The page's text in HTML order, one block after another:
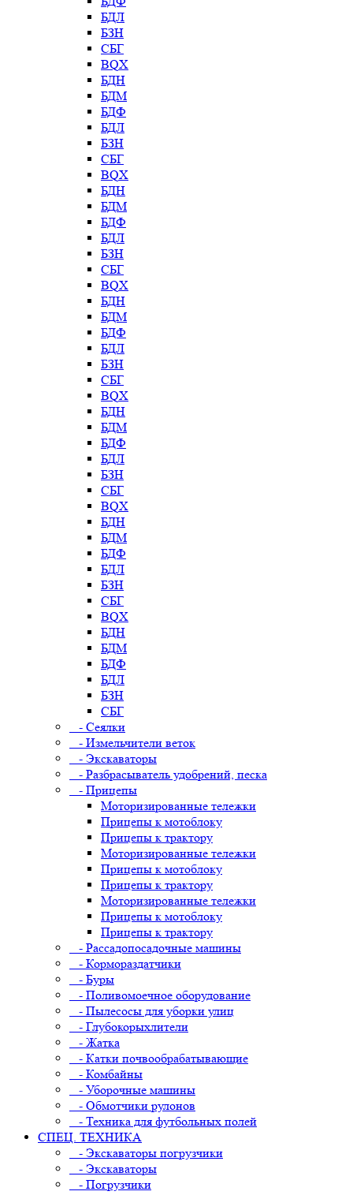
БДЛ
БЗН
СБГ
BQX
БДН
БДМ
БДФ
БДЛ
БЗН
СБГ
BQX
БДН
БДМ
БДФ
БДЛ
БЗН
СБГ
BQX
БДН
БДМ
БДФ
БДЛ
БЗН
СБГ
BQX
БДН
БДМ
БДФ
БДЛ
БЗН
СБГ
BQX
БДН
БДМ
БДФ
БДЛ
БЗН
СБГ
BQX
БДН
БДМ
БДФ
БДЛ
БЗН
СБГ
- Сеялки
- Измельчители веток
- Экскаваторы
- Разбрасыватель удобрений, песка
- Прицепы
Моторизированные тележки
Прицепы к мотоблоку
Прицепы к трактору
Моторизированные тележки
Прицепы к мотоблоку
Прицепы к трактору
Моторизированные тележки
Прицепы к мотоблоку
Прицепы к трактору
- Рассадопосадочные машины
- Кормораздатчики
- Буры
- Поливомоечное оборудование
- Пылесосы для уборки улиц
- Глубокорыхлители
- Жатка
- Катки почвообрабатывающие
- Комбайны
- Уборочные машины
- Обмотчики рулонов
- Техника для футбольных полей
СПЕЦ. ТЕХНИКА
- Экскаваторы погрузчики
- Экскаваторы
- Погрузчики